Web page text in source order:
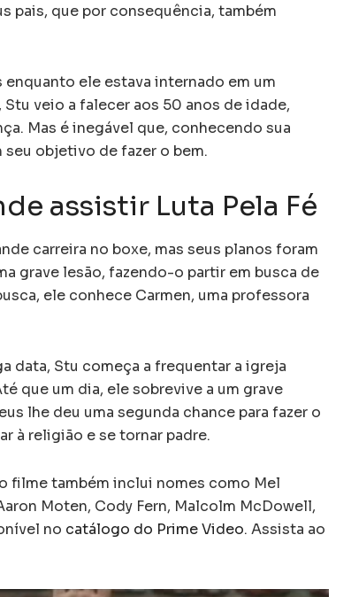
pais, que por consequência, também
ele estava internado em um
veio a falecer aos 50 anos de idade,
Mas é inegável que, conhecendo sua
objetivo de fazer o bem.
assistir Luta Pela Fé
carreira no boxe, mas seus planos foram
grave lesão, fazendo-o partir em busca de
ele conhece Carmen, uma professora
data, Stu começa a frequentar a igreja
que um dia, ele sobrevive a um grave
lhe deu uma segunda chance para fazer o
à religião e se tornar padre.
filme também inclui nomes como Mel
Moten, Cody Fern, Malcolm McDowell,
no catálogo do Prime Video. Assista ao